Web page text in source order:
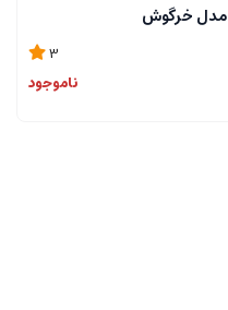
مدل خرگوش
3
ناموجود